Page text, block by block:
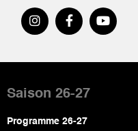
de
page
Saison 26-27
Programme 26-27